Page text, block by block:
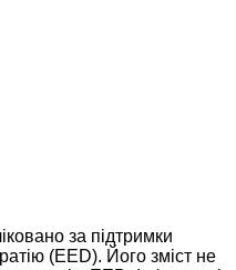
за підтримки
(EED). Його зміст не